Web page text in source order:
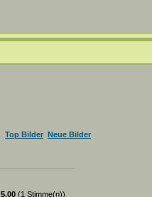
Top Bilder Neue Bilder
5.00 (1 Stimme(n))